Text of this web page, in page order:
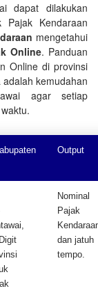
dapat dilakukan
Kendaraan
mengetahui
Online. Panduan
Online di provinsi
adalah kemudahan
agar setiap
Output
Nominal
Pajak
dan jatuh
tempo.